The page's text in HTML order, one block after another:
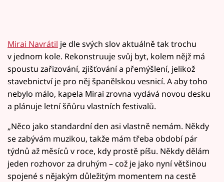
Mirai Navrátil je dle svých slov aktuálně tak trochu
v jednom kole. Rekonstruuje svůj byt, kolem nějž má
spoustu zařizování, zjišťování a přemýšlení, jelikož
stavebnictví je pro něj španělskou vesnicí. A aby toho
nebylo málo, kapela Mirai zrovna vydává novou desku
a plánuje letní šňůru vlastních festivalů.
„Něco jako standardní den asi vlastně nemám. Někdy
se zabývám muzikou, takže mám třeba období pár
týdnů až měsíců v roce, kdy prostě píšu. Někdy dělám
jeden rozhovor za druhým – což je jako nyní většinou
spojené s nějakým důležitým momentem na cestě